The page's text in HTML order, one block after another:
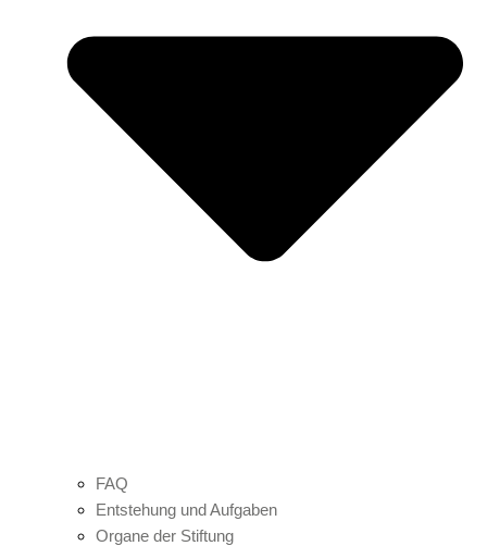
FAQ
Entstehung und Aufgaben
Organe der Stiftung